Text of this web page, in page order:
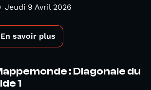
Jeudi 9 Avril 2026
En savoir plus
: Diagonale du
1